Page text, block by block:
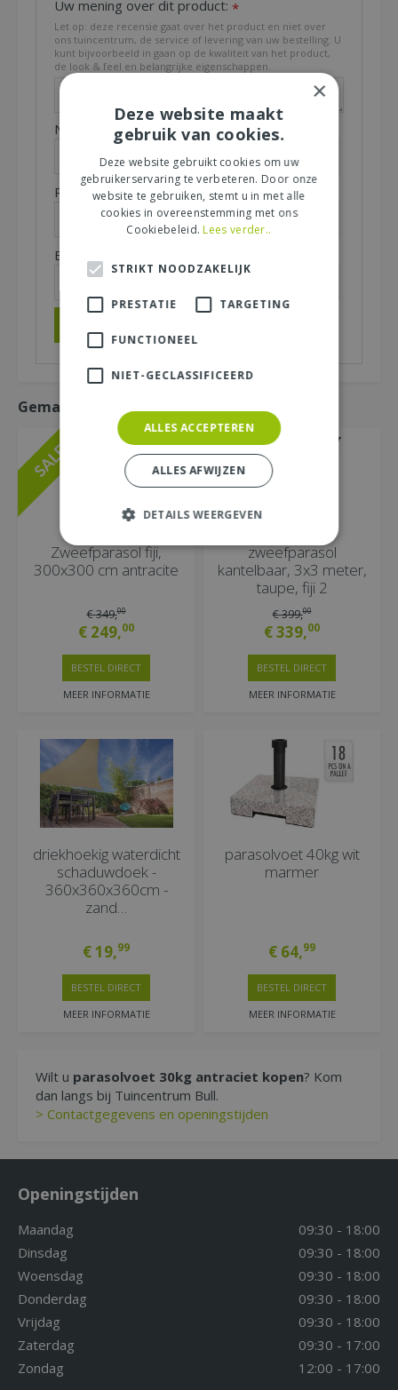
Uw mening over dit product: *
Let op: deze recensie gaat over het product en niet over
ons tuincentrum, de service of levering van uw bestelling. U
kunt bijvoorbeeld in gaan op de kwaliteit van het product,
de look & feel en belangrijke eigenschappen.
Naam (zichtbaar op website):*
Plaats (zichtbaar op website): *
E-mailadres (niet zichtbaar):
Gemakkelijk mee bestellen
Zweefparasol fiji,
300x300 cm antracite
€349,00
€ 249,00
MEER INFORMATIE
BESTEL DIRECT
zweefparasol
kantelbaar, 3x3 meter,
taupe, fiji 2
€399,00
€339,00
MEER INFORMATIE
BESTEL DIRECT
driekhoekig waterdicht
schaduwdoek -
360x360x360cm -
zand…
€19,99
MEER INFORMATIE
BESTEL DIRECT
parasolvoet 40kg wit
marmer
€ 64,99
MEER INFORMATIE
BESTEL DIRECT
Wilt u parasolvoet 30kg antraciet kopen? Kom
dan langs bij Tuincentrum Bull.
> Contactgegevens en openingstijden
Openingstijden
Maandag
09:30 - 18:00
Dinsdag
09:30 - 18:00
Woensdag
09:30 - 18:00
Donderdag
09:30 - 18:00
Vrijdag
09:30 - 18:00
Zaterdag
09:30 - 17:00
Zondag
12:00 - 17:00
×
Deze website maakt
gebruik van cookies.
Deze website gebruikt cookies om uw
gebruikerservaring te verbeteren. Door onze
website te gebruiken, stemt u in met alle
cookies in overeenstemming met ons
Cookiebeleid. Lees verder..
STRIKT NOODZAKELIJK
PRESTATIE TARGETING
FUNCTIONEEL
NIET-GECLASSIFICEERD
ALLES ACCEPTEREN
ALLES AFWIJZEN
DETAILS WEERGEVEN